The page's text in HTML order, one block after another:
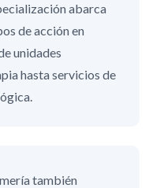
abarca
de acción en
unidades
hasta servicios de
también